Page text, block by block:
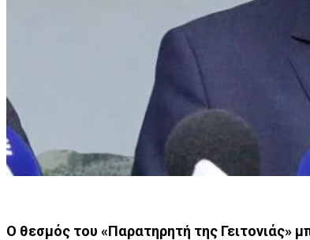
Ο θεσμός του «Παρατηρητή της Γειτονιάς»